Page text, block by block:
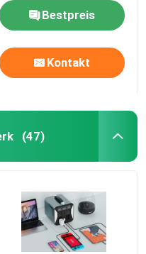
Bestpreis
Kontakt
(47)